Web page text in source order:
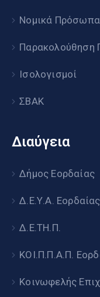
Νομικά Πρόσωπα
Παρακολούθηση
Ισολογισμοί
ΣΒΑΚ
Διαύγεια
Δήμος Εορδαίας
Δ.Ε.Υ.Α. Εορδαίας
Δ.Ε.ΤΗ.Π.
ΚΟΙ.Π.Π.Α.Π.
Κοινωφελής